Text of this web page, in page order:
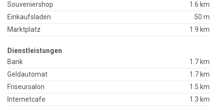
Souveniershop
1.6 km
Einkaufsladen
50 m
Marktplatz
1.9 km
Dienstleistungen
Bank
1.7 km
Geldautomat
1.7 km
Friseursalon
1.5 km
Internetcafe
1.3 km